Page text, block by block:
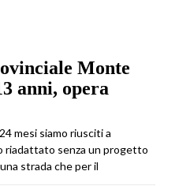
Monte
anni, opera
mesi siamo riusciti a
riadattato senza un progetto
strada che per il